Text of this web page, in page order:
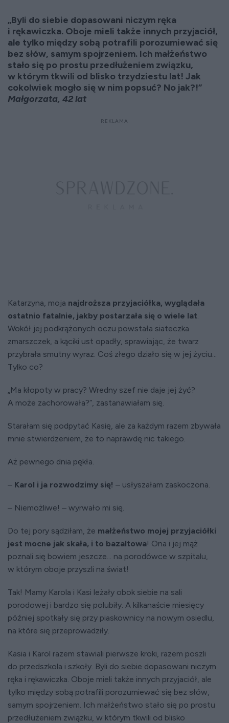
„Byli do siebie dopasowani niczym ręka
i rękawiczka. Oboje mieli także innych przyjaciół,
ale tylko między sobą potrafili porozumiewać się
bez słów, samym spojrzeniem. Ich małżeństwo
stało się po prostu przedłużeniem związku,
w którym tkwili od blisko trzydziestu lat! Jak
cokolwiek mogło się w nim popsuć? No jak?!”
Małgorzata, 42 lat
Katarzyna, moja najdroższa przyjaciółka, wyglądała
ostatnio fatalnie, jakby postarzała się o wiele lat.
Wokół jej podkrążonych oczu powstała siateczka
zmarszczek, a kąciki ust opadły, sprawiając, że twarz
przybrała smutny wyraz. Coś złego działo się w jej życiu...
Tylko co?
„Ma kłopoty w pracy? Wredny szef nie daje jej żyć?
A może zachorowała?”, zastanawiałam się.
Starałam się podpytać Kasię, ale za każdym razem zbywała
mnie stwierdzeniem, że to naprawdę nic takiego.
Aż pewnego dnia pękła.
– Karol i ja rozwodzimy się! – usłyszałam zaskoczona.
– Niemożliwe! – wyrwało mi się.
Do tej pory sądziłam, że małżeństwo mojej przyjaciółki
jest mocne jak skała, i to bazaltowa! Ona i jej mąż
poznali się bowiem jeszcze... na porodówce w szpitalu,
w którym oboje przyszli na świat!
Tak! Mamy Karola i Kasi leżały obok siebie na sali
porodowej i bardzo się polubiły. A kilkanaście miesięcy
później spotkały się przy piaskownicy na nowym osiedlu,
na które się przeprowadziły.
Kasia i Karol razem stawiali pierwsze kroki, razem poszli
do przedszkola i szkoły. Byli do siebie dopasowani niczym
ręka i rękawiczka. Oboje mieli także innych przyjaciół, ale
tylko między sobą potrafili porozumiewać się bez słów,
samym spojrzeniem. Ich małżeństwo stało się po prostu
przedłużeniem związku, w którym tkwili od blisko